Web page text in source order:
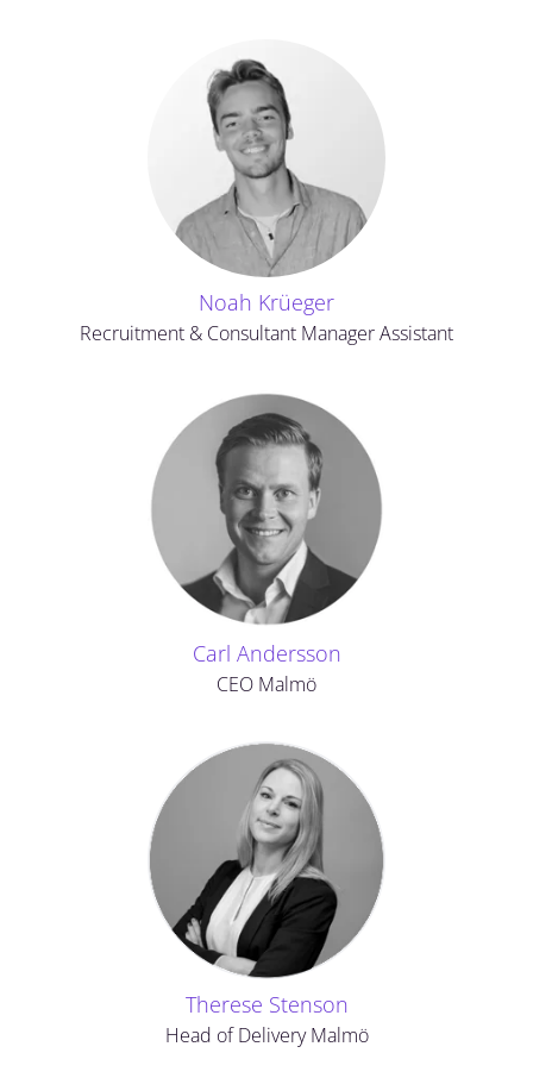
Noah Krüeger
Recruitment & Consultant Manager Assistant
Carl Andersson
CEO Malmö
Therese Stenson
Head of Delivery Malmö